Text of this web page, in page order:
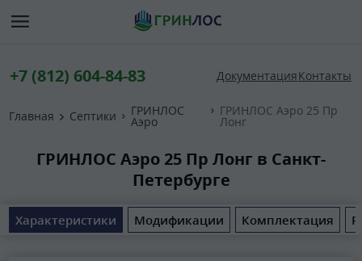
+7 (812) 604-84-83 ДокументацияКонтакты
Главная Септики ГРИНЛОС
Аэро
ГРИНЛОС Аэро 25 Пр
Лонг
ГРИНЛОС Аэро 25 Пр Лонг в Санкт-
Петербурге
Характеристики Модификации Комплектация